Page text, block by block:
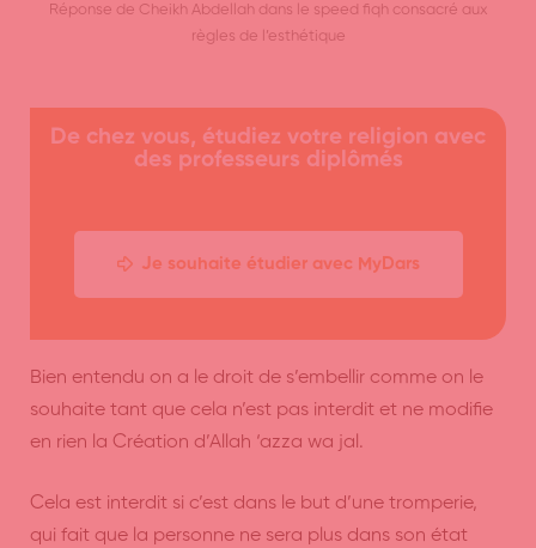
Réponse de Cheikh Abdellah dans le speed fiqh consacré aux
règles de l’esthétique
De chez vous, étudiez votre religion avec
des professeurs diplômés
Je souhaite étudier avec MyDars
Bien entendu on a le droit de s’embellir comme on le
souhaite tant que cela n’est pas interdit et ne modifie
en rien la Création d’Allah ‘azza wa jal.
Cela est interdit si c’est dans le but d’une tromperie,
qui fait que la personne ne sera plus dans son état